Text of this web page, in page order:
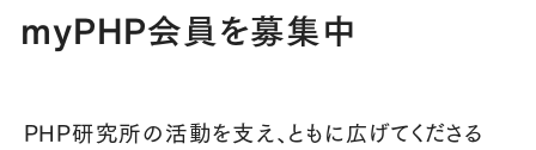
myPHP会員を募集中
PHP研究所の活動を支え、ともに広げてくださる